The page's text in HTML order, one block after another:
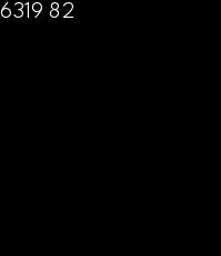
82